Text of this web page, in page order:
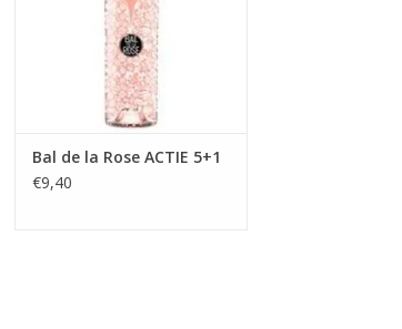
Bestel nu 5 flessen en ontvang de
6de gratis
TOEVOEGEN AAN WINKELWAGEN
Bal de la Rose ACTIE 5+1
€9,40